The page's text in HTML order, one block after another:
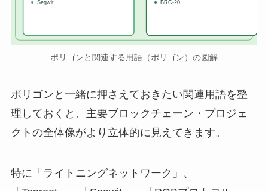
Segwit BRC-20
ポリゴンと関連する用語（ポリゴン）の図解
ポリゴンと一緒に押さえておきたい関連用語を整
理しておくと、主要ブロックチェーン・プロジェ
クトの全体像がより立体的に見えてきます。
特に「ライトニングネットワーク」、